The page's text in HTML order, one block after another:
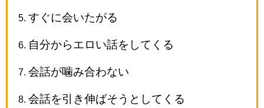
すぐに会いたがる
自分からエロい話をしてくる
会話が噛み合わない
会話を引き伸ばそうとしてくる